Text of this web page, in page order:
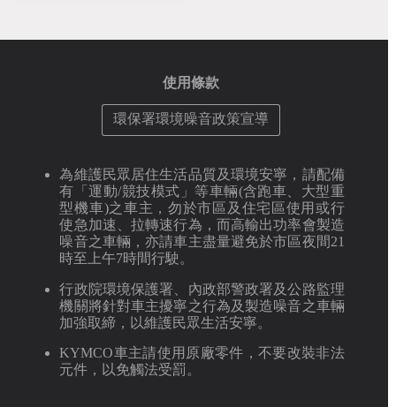
使用條款
環保署環境噪音政策宣導
為維護民眾居住生活品質及環境安寧，請配備
有「運動/競技模式」等車輛(含跑車、大型重
型機車)之車主，勿於市區及住宅區使用或行
使急加速、拉轉速行為，而高輸出功率會製造
噪音之車輛，亦請車主盡量避免於市區夜間21
時至上午7時間行駛。
行政院環境保護署、內政部警政署及公路監理
機關將針對車主擾寧之行為及製造噪音之車輛
加強取締，以維護民眾生活安寧。
KYMCO車主請使用原廠零件，不要改裝非法
元件，以免觸法受罰。